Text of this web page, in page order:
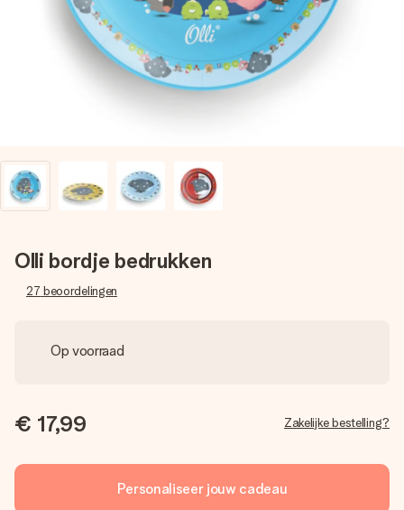
jullie foto of een boodschap die raakt. Zonder gedoe, maar
met alle aandacht voor het moment.
Olli bordje bedrukken
27 beoordelingen
Op voorraad
€ 17,99 Zakelijke bestelling?
Personaliseer jouw cadeau